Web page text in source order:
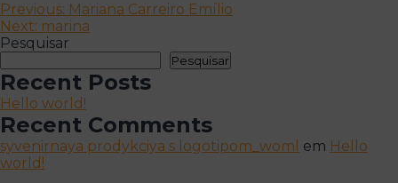
Navegação
de
artigos
Previous: Mariana Carreiro Emílio
Next: marina
Pesquisar
Pesquisar
Recent Posts
Hello world!
Recent Comments
syvenirnaya prodykciya s logotipom_woml em Hello
world!